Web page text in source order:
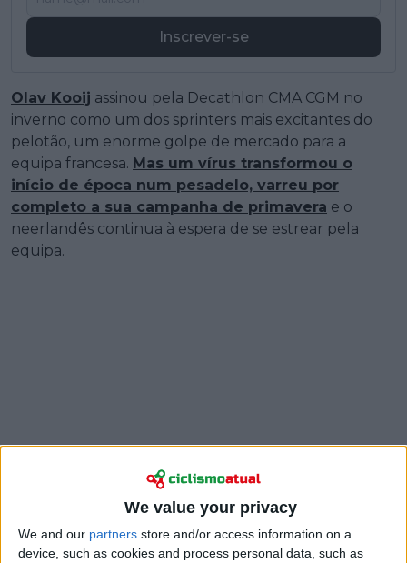
We value your privacy
We and our partners store and/or access information on a
device, such as cookies and process personal data, such as
Inscrever-se
Olav Kooij assinou pela Decathlon CMA CGM no
inverno como um dos sprinters mais excitantes do
pelotão, um enorme golpe de mercado para a
equipa francesa. Mas um vírus transformou o
início de época num pesadelo, varreu por
completo a sua campanha de primavera e o
neerlandês continua à espera de se estrear pela
equipa.